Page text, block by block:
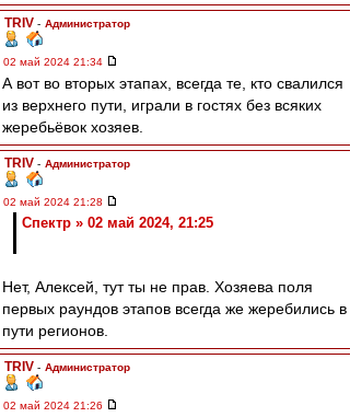
TRIV - Администратор
02 май 2024 21:34
А вот во вторых этапах, всегда те, кто свалился
из верхнего пути, играли в гостях без всяких
жеребьёвок хозяев.
TRIV - Администратор
02 май 2024 21:28
Спектр » 02 май 2024, 21:25
Нет, Алексей, тут ты не прав. Хозяева поля
первых раундов этапов всегда же жеребились в
пути регионов.
TRIV - Администратор
02 май 2024 21:26